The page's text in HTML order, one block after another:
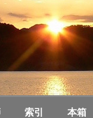
索引 本箱